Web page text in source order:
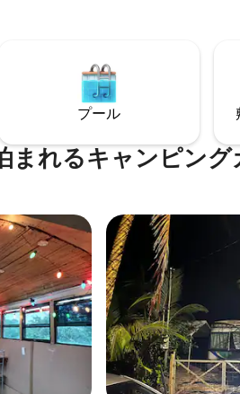
置していま
に最適で
プール
まれるキャンピング